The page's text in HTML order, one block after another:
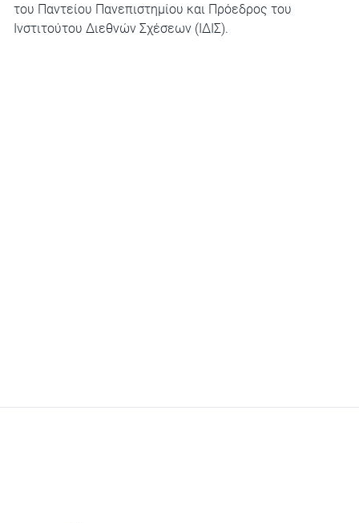
του Παντείου Πανεπιστημίου και Πρόεδρος του
Ινστιτούτου Διεθνών Σχέσεων (ΙΔΙΣ).